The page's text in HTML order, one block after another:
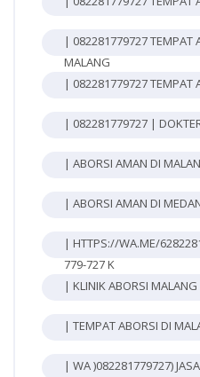
| 082281779727 TEMPAT
MALANG
| 082281779727 TEMPAT
| 082281779727 |
| ABORSI AMAN DI
| ABORSI AMAN DI
| HTTPS://WA.ME/
779-727 K
| KLINIK ABORSI MALANG
| TEMPAT ABORSI DI
| WA )082281779727)